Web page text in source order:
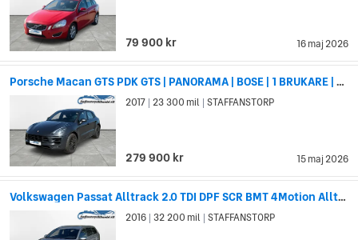
16 maj 2026
79 900 kr
Porsche Macan GTS PDK GTS | PANORAMA | BOSE | 1 BRUKARE | NAVI
15 maj 2026
2017 23 300 mil STAFFANSTORP
279 900 kr
Volkswagen Passat Alltrack 2.0 TDI DPF SCR BMT 4Motion Alltrack Euro 6
2016 32 200 mil STAFFANSTORP